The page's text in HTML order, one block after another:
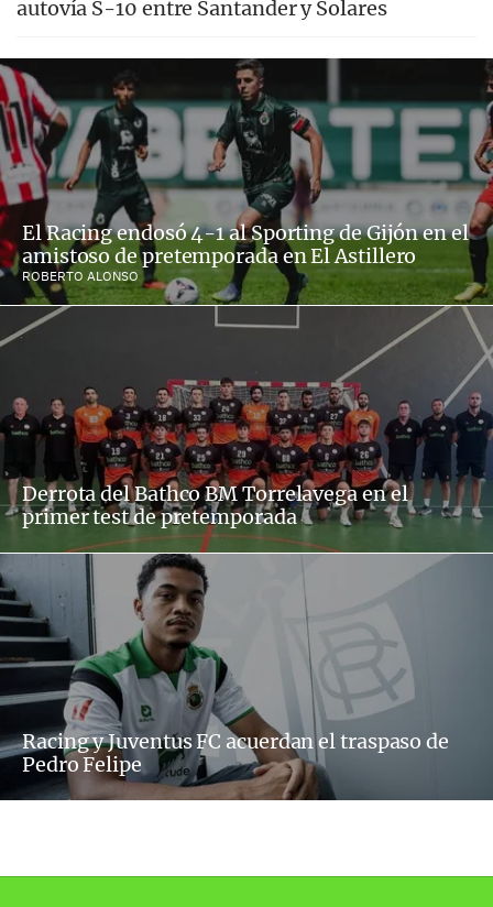
autovía S-10 entre Santander y Solares
El Racing endosó 4-1 al Sporting de Gijón en el
amistoso de pretemporada en El Astillero
ROBERTO ALONSO
Derrota del Bathco BM Torrelavega en el
primer test de pretemporada
Racing y Juventus FC acuerdan el traspaso de
Pedro Felipe